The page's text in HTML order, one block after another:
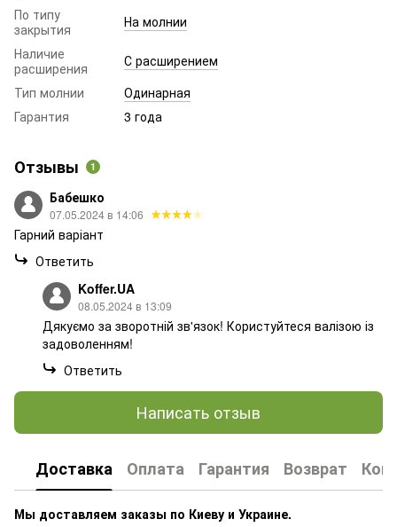
По типу
закрытия
На молнии
Наличие
расширения
С расширением
Тип молнии
Одинарная
Гарантия
3 года
Отзывы 1
Бабешко
07.05.2024 в 14:06
Гарний варіант
Ответить
Koffer.UA
08.05.2024 в 13:09
Дякуємо за зворотній зв'язок! Користуйтеся валізою із
задоволенням!
Ответить
Написать отзыв
Доставка Оплата Гарантия Возврат
Мы доставляем заказы по Киеву и Украине.